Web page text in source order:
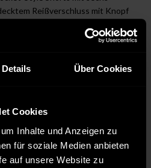
Details Über Cookies
Cookies
Inhalte und Anzeigen zu
für soziale Medien anbieten
auf unsere Website zu
Reißverschluss mit Knopf
das modische Design.
und Sneakern oder schick für die